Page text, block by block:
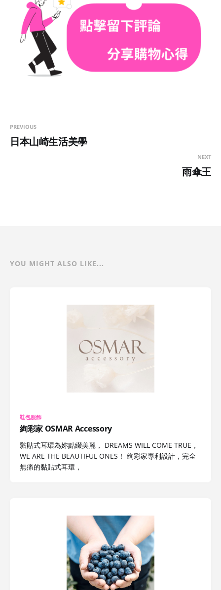
PREVIOUS
日本山崎生活美學
NEXT
雨傘王
YOU MIGHT ALSO LIKE...
鞋包服飾
絢彩家 OSMAR Accessory
黏貼式耳環為妳點綴美麗， DREAMS WILL COME TRUE，
WE ARE THE BEAUTIFUL ONES！ 絢彩家專利設計，完全
無痛的黏貼式耳環，